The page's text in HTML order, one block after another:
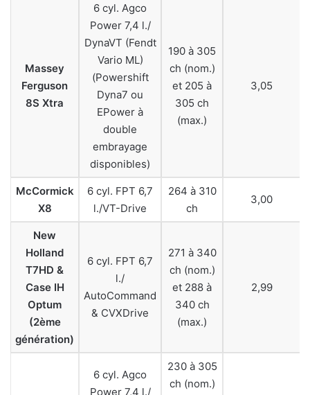
Massey
Ferguson
8S Xtra
6 cyl. Agco
Power 7,4 l./
DynaVT (Fendt
Vario ML)
(Powershift
Dyna7 ou
EPower à
double
embrayage
disponibles)
190 à 305
ch (nom.)
et 205 à
305 ch
(max.)
3,05
McCormick
X8
6 cyl. FPT 6,7
l./VT-Drive
264 à 310
ch
3,00
New
Holland
T7HD &
Case IH
Optum
(2ème
génération)
6 cyl. FPT 6,7
l./
AutoCommand
& CVXDrive
271 à 340
ch (nom.)
et 288 à
340 ch
(max.)
2,99
6 cyl. Agco
Power 7,4 l./
230 à 305
ch (nom.)